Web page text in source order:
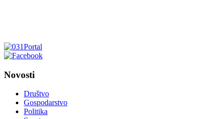
Novosti
Društvo
Gospodarstvo
Politika